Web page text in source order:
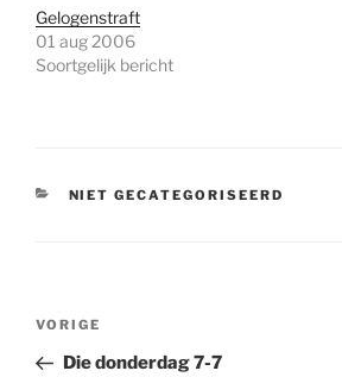
Gelogenstraft
01 aug 2006
Soortgelijk bericht
CATEGORIEËN
NIET GECATEGORISEERD
Bericht
Vorig
bericht
VORIGE
Die donderdag 7-7